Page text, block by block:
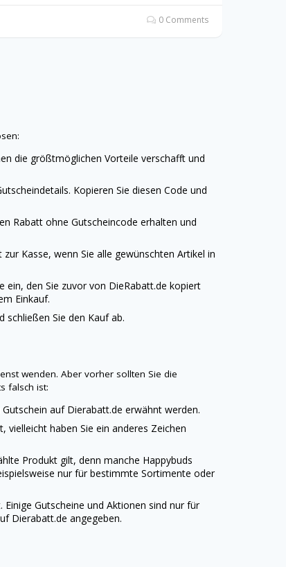
0 Comments
die größtmöglichen Vorteile verschafft und
Kopieren Sie diesen Code und
Rabatt ohne Gutscheincode erhalten und
Kasse, wenn Sie alle gewünschten Artikel in
ein, den Sie zuvor von DieRabatt.de kopiert
Einkauf.
schließen Sie den Kauf ab.
wenden. Aber vorher sollten Sie die
falsch ist:
auf Dierabatt.de erwähnt werden.
vielleicht haben Sie ein anderes Zeichen
Produkt gilt, denn manche Happybuds
nur für bestimmte Sortimente oder
Gutscheine und Aktionen sind nur für
Dierabatt.de angegeben.